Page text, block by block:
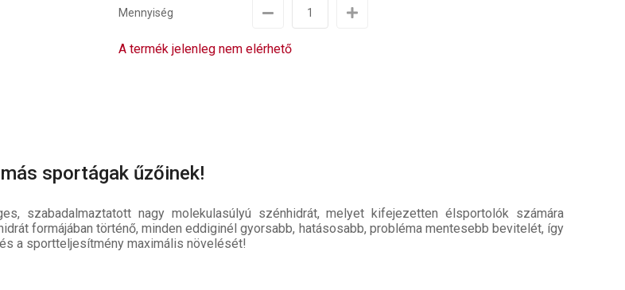
Mennyiség
A termék jelenleg nem elérhető
sportágak űzőinek!
szabadalmaztatott nagy molekulasúlyú szénhidrát, melyet kifejezetten élsportolók számára
formájában történő, minden eddiginél gyorsabb, hatásosabb, probléma mentesebb bevitelét, így
a sportteljesítmény maximális növelését!